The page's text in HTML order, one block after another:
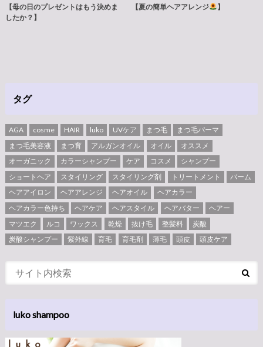
【母の日のプレゼントはもう決めま
したか？】
【夏の簡単ヘアアレンジ 】
タグ
AGA cosme HAIR luko UVケア まつ毛
まつ毛パーマ
まつ毛美容液
まつ育 アルガンオイル オイル
オススメ
オーガニック
カラーシャンプー ケア コスメ
シャンプー
ショートヘア
スタイリング スタイリング剤 トリートメント
バーム
ヘアアイロン
ヘアアレンジ ヘアオイル
ヘアカラー
ヘアカラー色持ち
ヘアケア ヘアスタイル ヘアバター
ヘアー
マツエク
ルコ ワックス 乾燥 抜け毛 整髪料
炭酸
炭酸シャンプー
紫外線 育毛 育毛剤 薄毛 頭皮 頭皮ケア
luko shampoo